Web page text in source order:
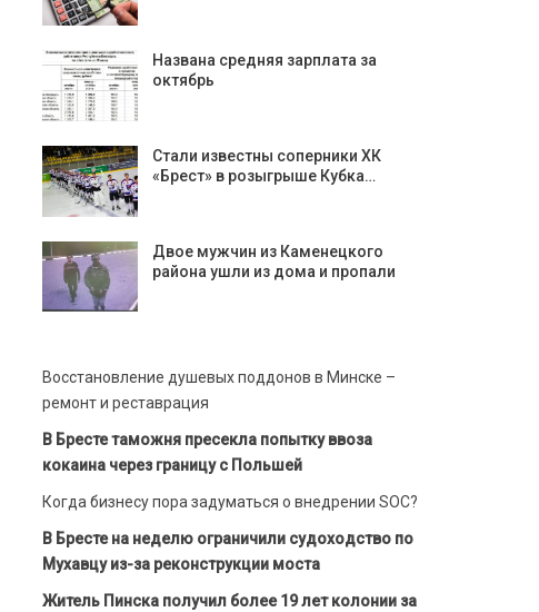
Названа средняя зарплата за
октябрь
Стали известны соперники ХК
«Брест» в розыгрыше Кубка…
Двое мужчин из Каменецкого
района ушли из дома и пропали
Восстановление душевых поддонов в Минске –
ремонт и реставрация
В Бресте таможня пресекла попытку ввоза
кокаина через границу с Польшей
Когда бизнесу пора задуматься о внедрении SOC?
В Бресте на неделю ограничили судоходство по
Мухавцу из-за реконструкции моста
Житель Пинска получил более 19 лет колонии за